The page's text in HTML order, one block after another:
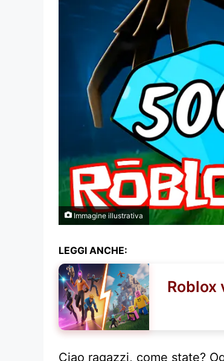
Immagine illustrativa
LEGGI ANCHE:
Roblox
Ciao ragazzi, come state?